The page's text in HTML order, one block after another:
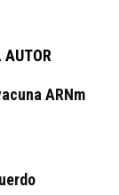
AUTOR
ARNm